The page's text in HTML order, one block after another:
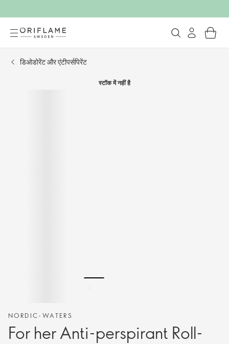
डिओडोरेंट और एंटीपर्सपिरेंट
स्टॉक में नहीं है
NORDIC-WATERS
For her Anti-perspirant Roll-